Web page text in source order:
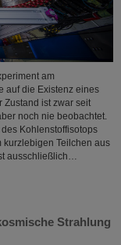
am
auf die Existenz eines
Zustand ist zwar seit
noch nie beobachtet.
Kohlenstoffisotops
kurzlebigen Teilchen aus
ausschließlich…
Strahlung